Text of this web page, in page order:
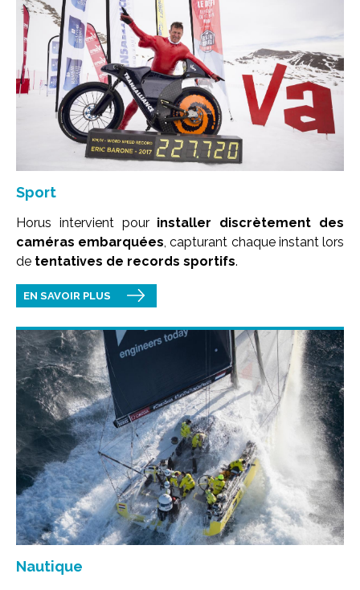
Sport
Horus intervient pour installer discrètement des
caméras embarquées , capturant chaque instant lors
de tentatives de records sportifs.
EN SAVOIR PLUS
Image
Nautique